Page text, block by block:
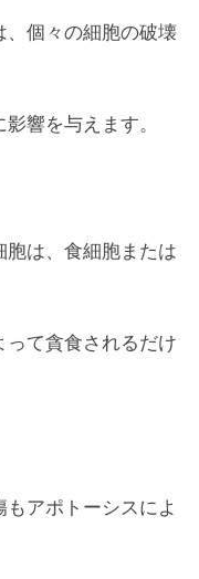
、個々の細胞の破壊
響を与えます。
胞は、食細胞または
て貪食されるだけ
アポトーシスによ